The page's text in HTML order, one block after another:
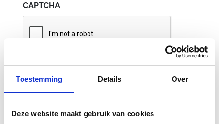
Toestemming Details Over
Deze website maakt gebruik van cookies
CAPTCHA